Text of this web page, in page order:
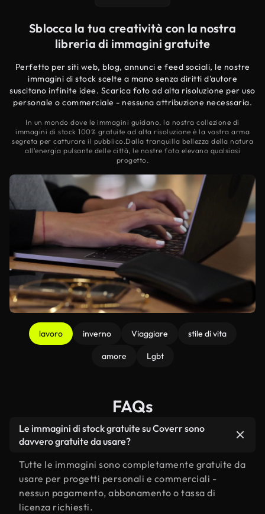
Sblocca la tua creatività con la nostra
libreria di immagini gratuite
Perfetto per siti web, blog, annunci e feed sociali, le nostre
immagini di stock scelte a mano senza diritti d'autore
suscitano infinite idee. Scarica foto ad alta risoluzione per uso
personale o commerciale - nessuna attribuzione necessaria.
In un mondo dove le immagini guidano, la nostra collezione di
immagini di stock 100% gratuite ad alta risoluzione è la vostra arma
segreta per catturare il pubblico.Dalla tranquilla bellezza della natura
all'energia pulsante delle città, le nostre foto elevano qualsiasi
progetto.
lavoro inverno Viaggiare stile di vita
amore Lgbt
FAQs
Le immagini di stock gratuite su Coverr sono
davvero gratuite da usare?
Tutte le immagini sono completamente gratuite da
usare per progetti personali e commerciali -
nessun pagamento, abbonamento o tassa di
licenza richiesti.